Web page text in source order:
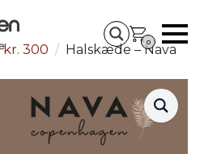
0
kr. 300
Halskæde – Nava